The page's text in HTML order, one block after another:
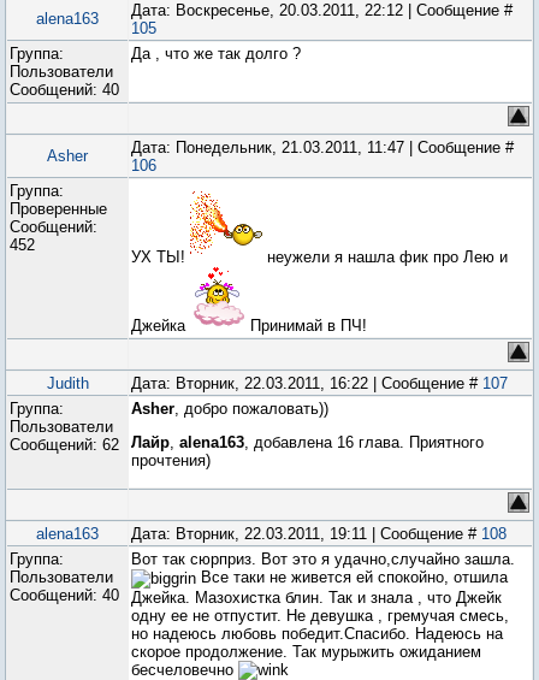
alena163
Дата: Воскресенье, 20.03.2011, 22:12 | Сообщение #
105
Группа:
Пользователи
Сообщений: 40
Да , что же так долго ?
Asher
Дата: Понедельник, 21.03.2011, 11:47 | Сообщение #
106
Группа:
Проверенные
Сообщений:
452
УХ ТЫ! неужели я нашла фик про Лею и
Джейка Принимай в ПЧ!
Judith Дата: Вторник, 22.03.2011, 16:22 | Сообщение # 107
Группа:
Пользователи
Сообщений: 62
Asher, добро пожаловать))
Лайр, alena163, добавлена 16 глава. Приятного
прочтения)
alena163 Дата: Вторник, 22.03.2011, 19:11 | Сообщение # 108
Группа:
Пользователи
Сообщений: 40
Вот так сюрприз. Вот это я удачно,случайно зашла.
Все таки не живется ей спокойно, отшила
Джейка. Мазохистка блин. Так и знала , что Джейк
одну ее не отпустит. Не девушка , гремучая смесь,
но надеюсь любовь победит.Спасибо. Надеюсь на
скорое продолжение. Так мурыжить ожиданием
бесчеловечно